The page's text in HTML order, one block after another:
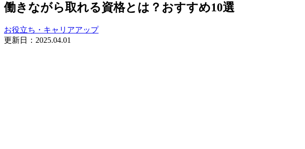
働きながら取れる資格とは？おすすめ10選
お役立ち・キャリアアップ
更新日： 2025.04.01